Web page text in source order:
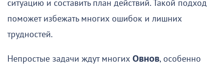
ситуацию и составить план действий. Такой подход
поможет избежать многих ошибок и лишних
трудностей.
Непростые задачи ждут многих Овнов, особенно